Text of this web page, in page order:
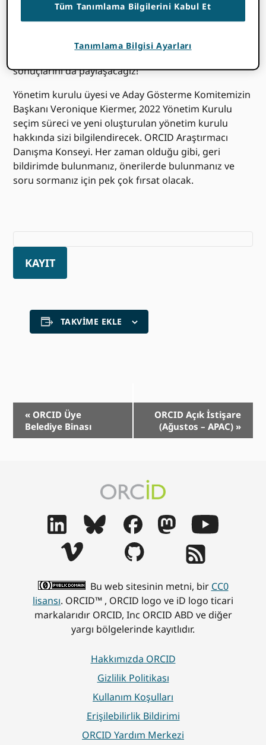
fırsat. Chris Shillum, kim katıldı ORCID Ekim 2020'de.
dönük stratejik planlamamızı paylaşmak için
sonuçlarını da paylaşacağız!
Yönetim kurulu üyesi ve Aday Gösterme Komitemizin
Başkanı Veronique Kiermer, 2022 Yönetim Kurulu
seçim süreci ve yeni oluşturulan yönetim kurulu
hakkında sizi bilgilendirecek. ORCID Araştırmacı
Danışma Konseyi. Her zaman olduğu gibi, geri
bildirimde bulunmanız, önerilerde bulunmanız ve
soru sormanız için pek çok fırsat olacak.
KAYIT
TAKVIME EKLE
Olay
Gezinme
« ORCID Üye
Belediye Binası
ORCID Açık İstişare
(Ağustos – APAC) »
Bu web sitesinin metni, bir CC0
lisansı. ORCID™ , ORCID logo ve iD logo ticari
markalarıdır ORCID, Inc ORCID ABD ve diğer
yargı bölgelerinde kayıtlıdır.
Hakkımızda ORCID
Gizlilik Politikası
Kullanım Koşulları
Erişilebilirlik Bildirimi
ORCID Yardım Merkezi
Tüm Tanımlama Bilgilerini Kabul Et
Tanımlama Bilgisi Ayarları